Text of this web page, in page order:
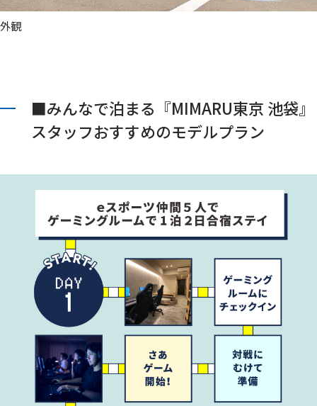
外観
■みんなで泊まる『MIMARU東京 池袋』
スタッフおすすめのモデルプラン